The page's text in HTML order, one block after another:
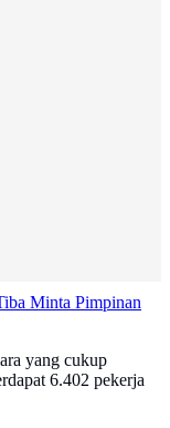
Minta Pimpinan
yang cukup
6.402 pekerja